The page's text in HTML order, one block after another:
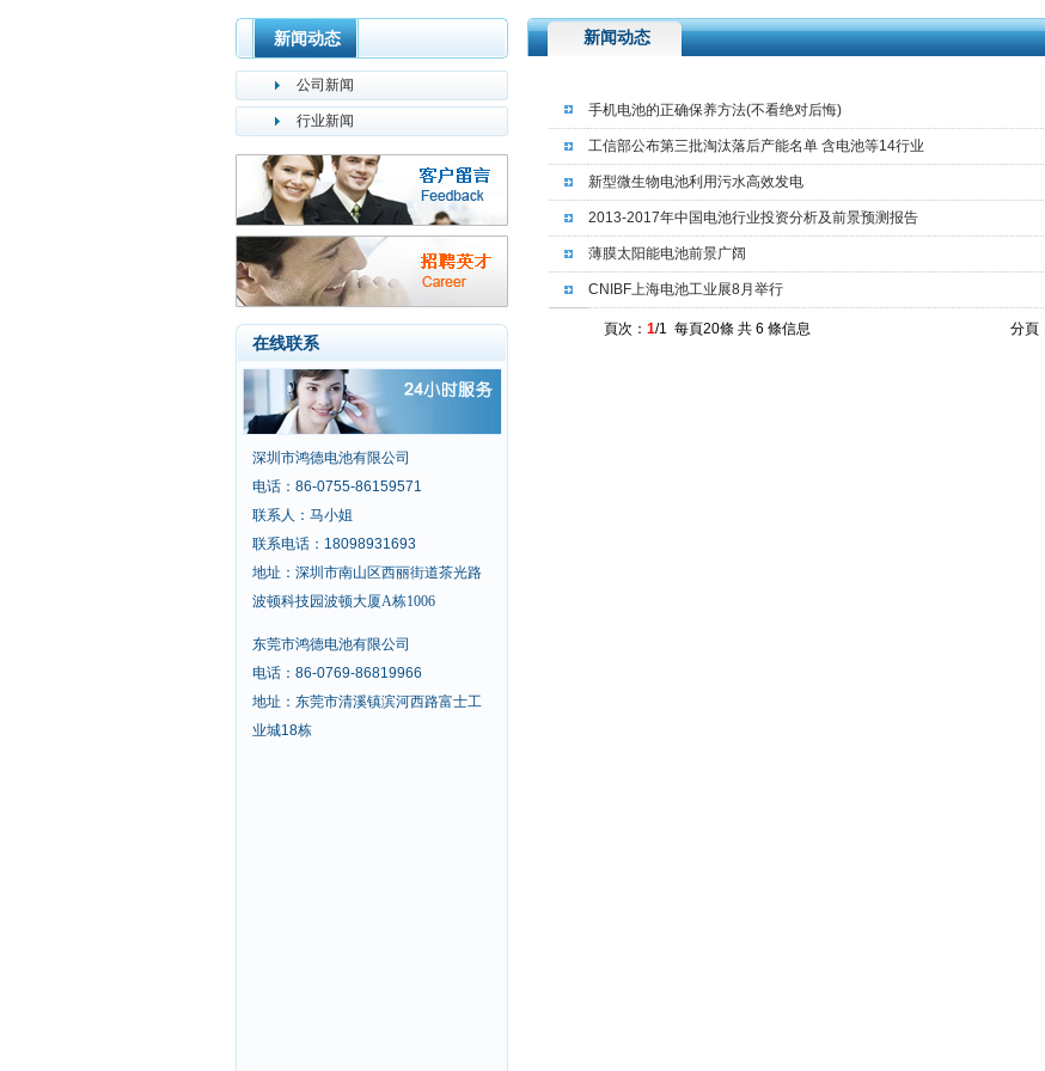
新闻动态
公司新闻
行业新闻
在线联系
深圳市鸿德电池有限公司
电话：86-0755-86159571
联系人：马小姐
联系电话：18098931693
地址： 深圳市南山区西丽街道茶光路
波顿科技园波顿大厦A栋1006
东莞市鸿德电池有限公司
电话：86-0769-86819966
地址：东莞市清溪镇滨河西路富士工
业城18栋
新闻动态
手机电池的正确保养方法(不看绝对后悔)
工信部公布第三批淘汰落后产能名单 含电池等14行业
新型微生物电池利用污水高效发电
2013-2017年中国电池行业投资分析及前景预测报告
薄膜太阳能电池前景广阔
CNIBF上海电池工业展8月举行
頁次： 1/1 每頁20條 共 6 條信息 分頁